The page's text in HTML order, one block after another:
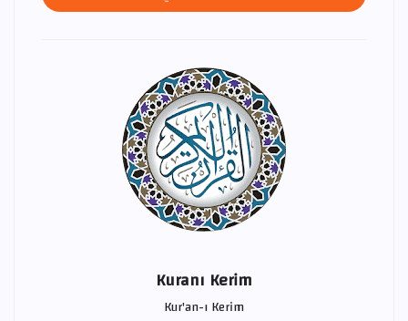
Kuranı Kerim
Kur'an-ı Kerim